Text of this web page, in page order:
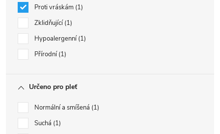
Proti vráskám 1
Zklidňující 1
Hypoalergenní 1
Přírodní 1
Určeno pro pleť
Normální a smíšená 1
Suchá 1